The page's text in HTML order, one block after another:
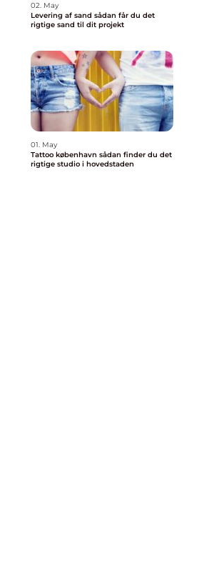
02. May
Levering af sand sådan får du det
rigtige sand til dit projekt
01. May
Tattoo københavn sådan finder du det
rigtige studio i hovedstaden